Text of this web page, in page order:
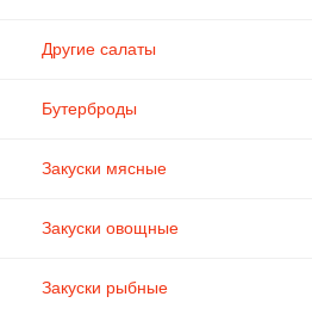
Другие салаты
Бутерброды
Закуски мясные
Закуски овощные
Закуски рыбные